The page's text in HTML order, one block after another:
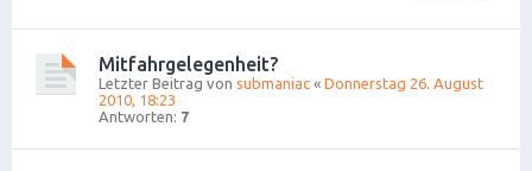
Mitfahrgelegenheit?
Letzter Beitrag von submaniac « Donnerstag 26. August
2010, 18:23
Antworten: 7